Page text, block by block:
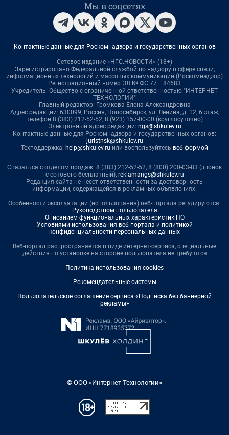
Мы в соцсетях
Контактные данные для Роскомнадзора и государственных органов
Сетевое издание «НГС.НОВОСТИ» (18+)
Зарегистрировано Федеральной службой по надзору в сфере связи,
информационных технологий и массовых коммуникаций (Роскомнадзор)
Регистрационный номер ЭЛ № ФС 77— 84683
Учредитель: Общество с ограниченной ответственностью "ИНТЕРНЕТ
ТЕХНОЛОГИИ"
Главный редактор: Громкова Елена Александровна
Адрес редакции: 630099, Россия, Новосибирск, ул. Ленина, д. 12, 6 этаж,
телефон 8 (383) 212-52-52, 8 (923) 157-00-00 (круглосуточно)
Электронный адрес редакции: ngs@shkulev.ru
Контактные данные для Роскомнадзора и государственных органов:
juristnsk@shkulev.ru
Техподдержка: help@shkulev.ru или воспользуйтесь веб-формой
Связаться с отделом продаж: 8 (383) 212-52-52, 8 (800) 200-03-83 (звонок
с сотового бесплатный), reklamangs@shkulev.ru
Редакция сайта не несет ответственности за достоверность
информации, содержащейся в рекламных объявлениях.
Особенности эксплуатации (использования) веб-портала регулируются:
Руководством пользователя
Описанием функциональных характеристик ПО
Условиями использования веб-портала и политикой
конфиденциальности персональных данных
Веб-портал распространяется в виде интернет-сервиса, специальные
действия по установке на стороне пользователя не требуются
Политика использования cookies
Рекомендательные системы
Пользовательское соглашение сервиса «Подписка без баннерной
рекламы»
© ООО «Интернет Технологии»